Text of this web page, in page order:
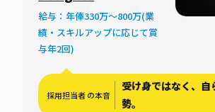
給与：年俸330万〜800万(業
績・スキルアップに応じて賞
与年2回)
採用担当者 の本音
受け身ではなく、自
勢。